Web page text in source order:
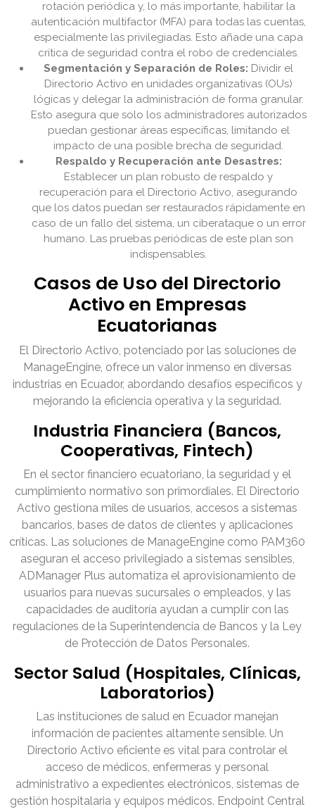
rotación periódica y, lo más importante, habilitar la
autenticación multifactor (MFA) para todas las cuentas,
especialmente las privilegiadas. Esto añade una capa
crítica de seguridad contra el robo de credenciales.
Segmentación y Separación de Roles: Dividir el
Directorio Activo en unidades organizativas (OUs)
lógicas y delegar la administración de forma granular.
Esto asegura que solo los administradores autorizados
puedan gestionar áreas específicas, limitando el
impacto de una posible brecha de seguridad.
Respaldo y Recuperación ante Desastres:
Establecer un plan robusto de respaldo y
recuperación para el Directorio Activo, asegurando
que los datos puedan ser restaurados rápidamente en
caso de un fallo del sistema, un ciberataque o un error
humano. Las pruebas periódicas de este plan son
indispensables.
Casos de Uso del Directorio
Activo en Empresas
Ecuatorianas
El Directorio Activo, potenciado por las soluciones de
ManageEngine, ofrece un valor inmenso en diversas
industrias en Ecuador, abordando desafíos específicos y
mejorando la eficiencia operativa y la seguridad.
Industria Financiera (Bancos,
Cooperativas, Fintech)
En el sector financiero ecuatoriano, la seguridad y el
cumplimiento normativo son primordiales. El Directorio
Activo gestiona miles de usuarios, accesos a sistemas
bancarios, bases de datos de clientes y aplicaciones
críticas. Las soluciones de ManageEngine como PAM360
aseguran el acceso privilegiado a sistemas sensibles,
ADManager Plus automatiza el aprovisionamiento de
usuarios para nuevas sucursales o empleados, y las
capacidades de auditoría ayudan a cumplir con las
regulaciones de la Superintendencia de Bancos y la Ley
de Protección de Datos Personales.
Sector Salud (Hospitales, Clínicas,
Laboratorios)
Las instituciones de salud en Ecuador manejan
información de pacientes altamente sensible. Un
Directorio Activo eficiente es vital para controlar el
acceso de médicos, enfermeras y personal
administrativo a expedientes electrónicos, sistemas de
gestión hospitalaria y equipos médicos. Endpoint Central